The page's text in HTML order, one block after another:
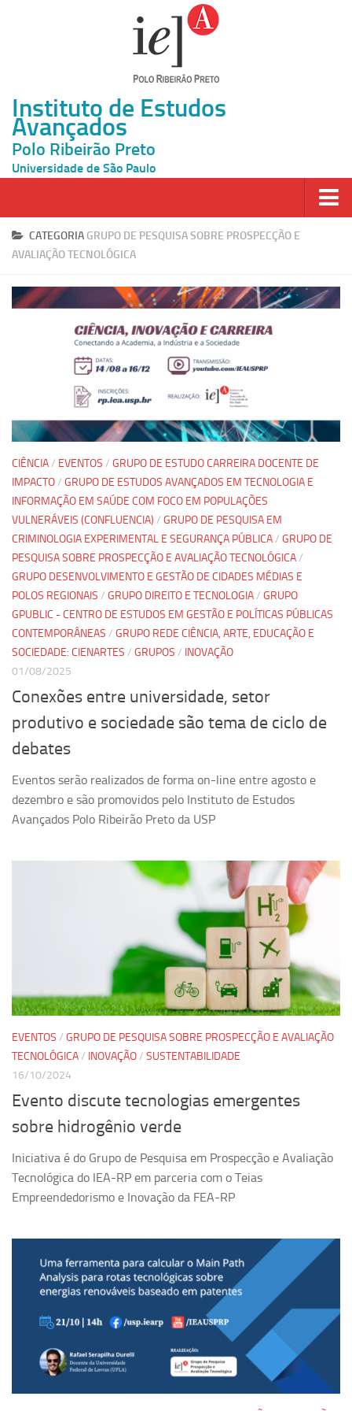
Instituto de Estudos
Avançados
Polo Ribeirão Preto
Universidade de São Paulo
Página Inicial
Ao vivo
Inscrição
Grupos de Estudo
Carreira Docente de Impacto
Ciência, Arte, Educação e Sociedade: CienArtES
Grupo de Estudos Avançados em Tecnologia e Informação
em Saúde com foco em Populações Vulneráveis
(Confluencia)
Grupos de estudo encerrados
Criminologia Experimental e Segurança Pública
Direito e Tecnologia (Tech Law)
Grupo de Pesquisa GPUBLIC – Centro de Estudos em Gestão
e Políticas Públicas Contemporâneas
Cristina Godoy Bernardo de Oliveira (FDRP)
Fabiana Cristina Severi (FDRP)
Fernando de Lima Caneppele
Geciane Silveira Porto
Maria Paula Costa Bertran
Professor Sênior
Professores Seniores Encerrados
Polo Ribeirão Preto
Equipe
Estrutura do polo
Espaço de Eventos
Projetos
Ciência com Pipoca
Pint of Science
União Pró-Vacina
USP Analisa
Publicações
Clipping
Documentos
Relatórios
CATEGORIA GRUPO DE PESQUISA SOBRE PROSPECÇÃO E
AVALIAÇÃO TECNOLÓGICA
CIÊNCIA/ EVENTOS / GRUPO DE ESTUDO CARREIRA DOCENTE DE
IMPACTO/ GRUPO DE ESTUDOS AVANÇADOS EM TECNOLOGIA E
INFORMAÇÃO EM SAÚDE COM FOCO EM POPULAÇÕES
VULNERÁVEIS (CONFLUENCIA) / GRUPO DE PESQUISA EM
CRIMINOLOGIA EXPERIMENTAL E SEGURANÇA PÚBLICA/ GRUPO DE
PESQUISA SOBRE PROSPECÇÃO E AVALIAÇÃO TECNOLÓGICA/
GRUPO DESENVOLVIMENTO E GESTÃO DE CIDADES MÉDIAS E
POLOS REGIONAIS / GRUPO DIREITO E TECNOLOGIA/ GRUPO
GPUBLIC - CENTRO DE ESTUDOS EM GESTÃO E POLÍTICAS PÚBLICAS
CONTEMPORÂNEAS / GRUPO REDE CIÊNCIA, ARTE, EDUCAÇÃO E
SOCIEDADE: CIENARTES / GRUPOS / INOVAÇÃO
01/08/2025
Conexões entre universidade, setor
produtivo e sociedade são tema de ciclo de
debates
Eventos serão realizados de forma on-line entre agosto e
dezembro e são promovidos pelo Instituto de Estudos
Avançados Polo Ribeirão Preto da USP
EVENTOS / GRUPO DE PESQUISA SOBRE PROSPECÇÃO E AVALIAÇÃO
TECNOLÓGICA/ INOVAÇÃO/ SUSTENTABILIDADE
16/10/2024
Evento discute tecnologias emergentes
sobre hidrogênio verde
Iniciativa é do Grupo de Pesquisa em Prospecção e Avaliação
Tecnológica do IEA-RP em parceria com o Teias
Empreendedorismo e Inovação da FEA-RP